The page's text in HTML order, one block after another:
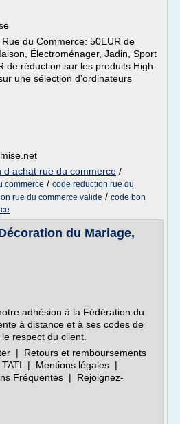
du Commerce: 50EUR de
Électroménager, Jadin, Sport
de réduction sur les produits High-
une sélection d'ordinateurs
d achat rue du commerce /
commerce / code reduction rue du
rue du commerce valide / code bon
du Mariage,
adhésion à la Fédération du
à distance et à ses codes de
respect du client.
| Retours et remboursements
| Mentions légales |
Fréquentes | Rejoignez-